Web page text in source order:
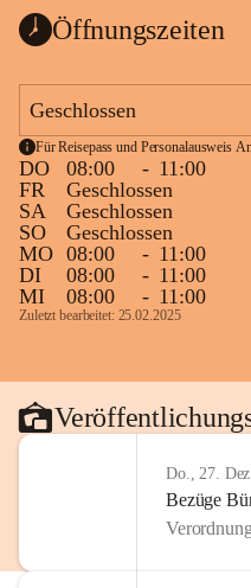
Öffnungszeiten
Geschlossen
Für Reisepass und Personalausweis
DO 08:00 - 11:00
FR
Geschlossen
SA
Geschlossen
SO
Geschlossen
MO 08:00 - 11:00
DI
08:00 - 11:00
MI
08:00 - 11:00
Zuletzt bearbeitet: 25.02.2025
Do., 27.
Bezüge